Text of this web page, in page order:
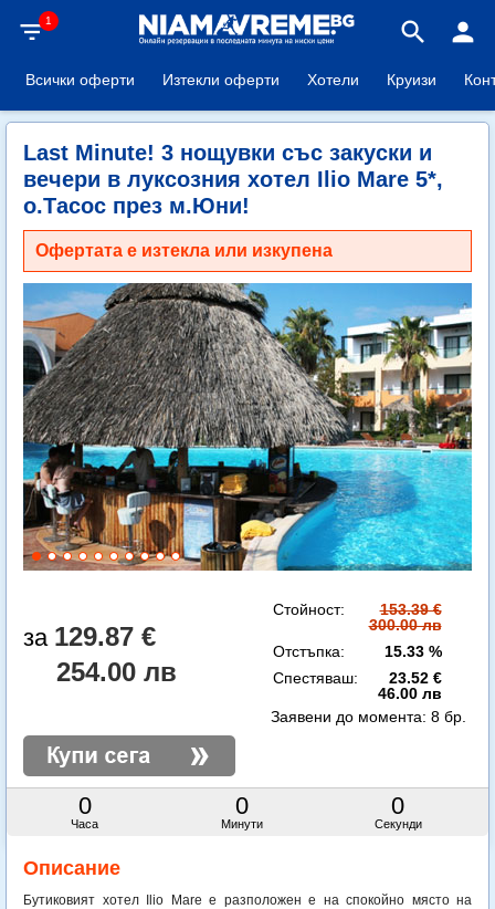
filter_list1 search person
Всички оферти Изтекли оферти Хотели Круизи
Last Minute! 3 нощувки със закуски и
вечери в луксозния хотел Ilio Mare 5*,
о.Тасос през м.Юни!
Офертата е изтекла или изкупена
129.87 €
254.00 лв
Стойност:
153.39 €
300.00 лв
Отстъпка:
15.33 %
Спестяваш:
23.52 €
46.00 лв
0
Часа
0
Минути
0
Секунди
Заявени до момента: 8 бр.
Описание
Бутиковият хотел Ilio Mare e разположен е на спокойно място на